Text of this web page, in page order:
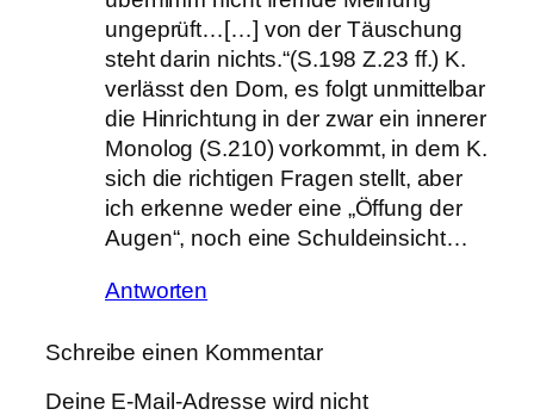
ungeprüft…[…] von der Täuschung
steht darin nichts.“(S.198 Z.23 ff.) K.
verlässt den Dom, es folgt unmittelbar
die Hinrichtung in der zwar ein innerer
Monolog (S.210) vorkommt, in dem K.
sich die richtigen Fragen stellt, aber
ich erkenne weder eine „Öffung der
Augen“, noch eine Schuldeinsicht…
Antworten
Schreibe einen Kommentar
Deine E-Mail-Adresse wird nicht